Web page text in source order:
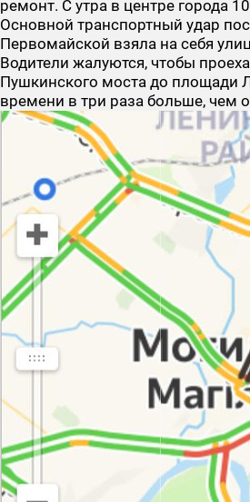
ремонт. С утра в центре города
Основной транспортный удар
Первомайской взяла на себя
Водители жалуются, чтобы
Пушкинского моста до площади
времени в три раза больше, чем